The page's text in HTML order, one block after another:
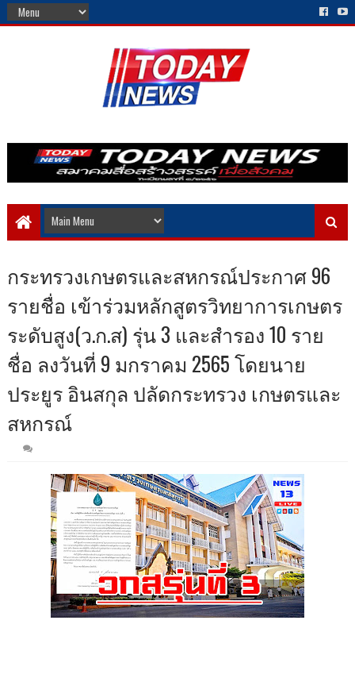
กระทรวงเกษตรและสหกรณ์ประกาศ 96
รายชื่อ เข้าร่วมหลักสูตรวิทยาการเกษตร
ระดับสูง(ว.ก.ส) รุ่น 3 และสำรอง 10 ราย
ชื่อ ลงวันที่ 9 มกราคม 2565 โดยนาย
ประยูร อินสกุล ปลัดกระทรวง เกษตรและ
สหกรณ์